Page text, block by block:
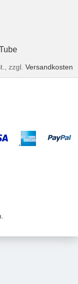
zzgl. Versandkosten